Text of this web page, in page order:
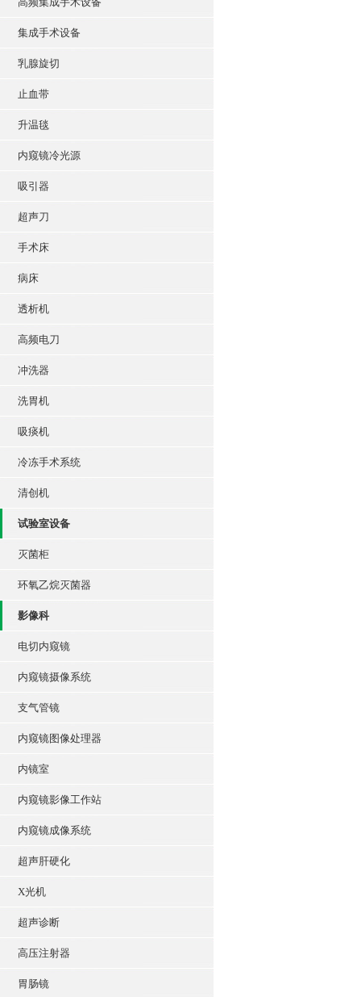
集成手术设备
乳腺旋切
止血带
升温毯
内窥镜冷光源
吸引器
超声刀
手术床
病床
透析机
高频电刀
冲洗器
洗胃机
吸痰机
冷冻手术系统
清创机
试验室设备
灭菌柜
环氧乙烷灭菌器
影像科
电切内窥镜
内窥镜摄像系统
支气管镜
内窥镜图像处理器
内镜室
内窥镜影像工作站
内窥镜成像系统
超声肝硬化
X光机
超声诊断
高压注射器
胃肠镜